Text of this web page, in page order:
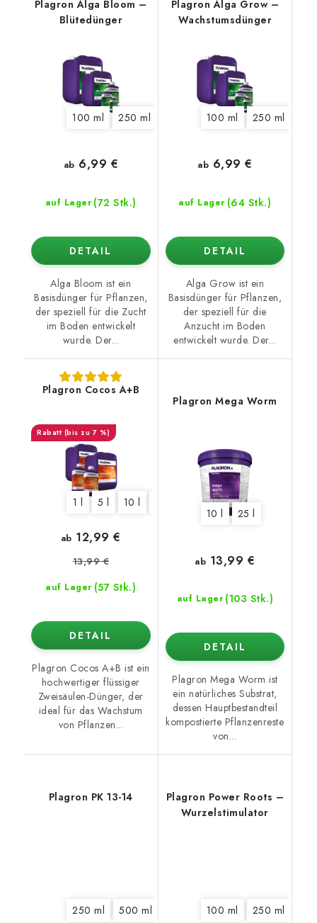
Plagron Alga Bloom –
Blütedünger
100 ml 250 ml 1 l 5 l 10 l
auf Lager (72 Stk.)
ab 6,99 €
DETAIL
Alga Bloom ist ein
Basisdünger für Pflanzen,
der speziell für die Zucht
im Boden entwickelt
wurde. Der...
Plagron Alga Grow –
Wachstumsdünger
100 ml 250 ml
auf Lager (64 Stk.)
ab 6,99 €
DETAIL
Alga Grow ist ein
Basisdünger für Pflanzen,
der speziell für die
Anzucht im Boden
entwickelt wurde. Der...
Plagron Cocos A+B
(bis zu 7 %)
1 l 5 l 10 l
auf Lager (57 Stk.)
ab 12,99 €
13,99 €
DETAIL
Plagron Cocos A+B ist ein
hochwertiger flüssiger
Zweisäulen-Dünger, der
ideal für das Wachstum
von Pflanzen...
Plagron Mega Worm
10 l 25 l
auf Lager (103 Stk.)
ab 13,99 €
DETAIL
Plagron Mega Worm ist
ein natürliches Substrat,
dessen Hauptbestandteil
kompostierte Pflanzenreste
von...
Plagron PK 13-14
250 ml 500 ml 10 l 20 l
Plagron Power Roots –
Wurzelstimulator
100 ml 250 ml